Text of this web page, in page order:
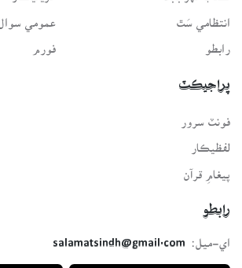
انتظامي سَٿ
رابطو
عمومي سوال
فورم
پراجيڪٽ
لفظيڪار
پيغامِ قرآن
رابطو
اي-ميل:
salamatsindh@gmail.com